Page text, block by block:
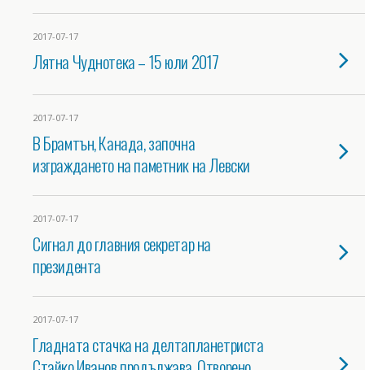
2017-07-17
Лятна Чуднотека – 15 юли 2017
2017-07-17
В Брамтън, Канада, започна
изграждането на паметник на Левски
2017-07-17
Сигнал до главния секретар на
президента
2017-07-17
Гладната стачка на делтапланетриста